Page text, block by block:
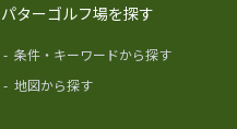
パターゴルフ場を探す
- 条件・キーワードから探す
- 地図から探す